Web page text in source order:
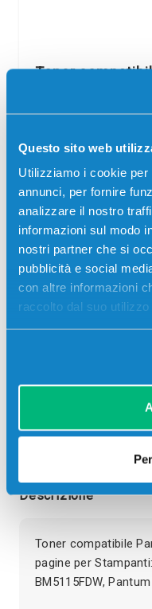
Questo sito web
Utilizziamo i cookie
annunci, per fornire
analizzare il nostro
informazioni sul modo
nostri partner che si
pubblicità e social
con altre informazioni
raccolto dal suo
Toner
Compatibile Alta
Codice:TL-5125X.C
Toner compatibile
pagine per Stampanti:
BM5115FDW, Pantum
01 08
ore
Più acquisti, più
Descrizione
Toner compatibile
pagine per
BM5115FDW,